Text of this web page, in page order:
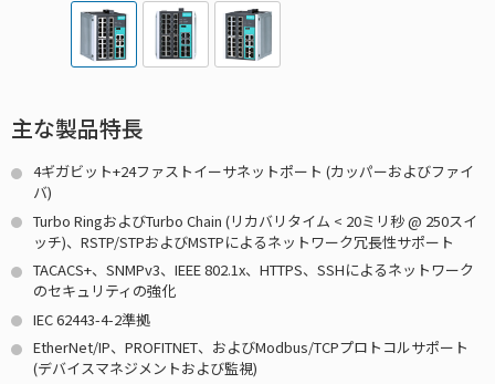
主な製品特長
4ギガビット+24ファストイーサネットポート (カッパーおよびファイ
バ)
Turbo RingおよびTurbo Chain (リカバリタイム < 20ミリ秒 @ 250スイ
ッチ)、RSTP/STPおよびMSTPによるネットワーク冗長性サポート
TACACS+、SNMPv3、IEEE 802.1x、HTTPS、SSHによるネットワーク
のセキュリティの強化
IEC 62443-4-2準拠
EtherNet/IP、PROFITNET、およびModbus/TCPプロトコルサポート
(デバイスマネジメントおよび監視)